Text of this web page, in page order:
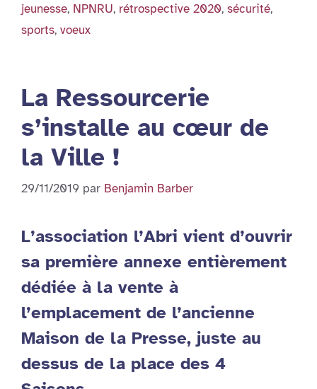
jeunesse, NPNRU, rétrospective 2020, sécurité,
sports, voeux
La Ressourcerie
s’installe au cœur de
la Ville !
29/11/2019 par Benjamin Barber
L’association l’Abri vient d’ouvrir
sa première annexe entièrement
dédiée à la vente à
l’emplacement de l’ancienne
Maison de la Presse, juste au
dessus de la place des 4